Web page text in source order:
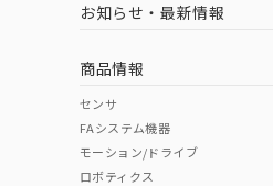
中国 RoHS 注意事項・凡例
中国 RoHS表
Pb Hg
お知らせ・最新情報
商品情報
センサ
FAシステム機器
モーション/ドライブ
ロボティクス